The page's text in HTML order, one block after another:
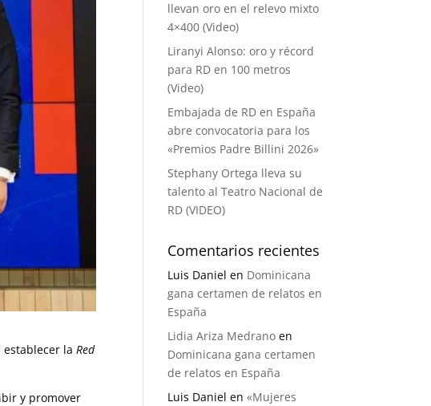
la Red
y promover
llevan oro en el relevo mixto
4×400 (Video)
Liranyi Alonso: oro y récord
para RD en 100 metros
(Video)
Embajada de RD en España
abre convocatoria para los
«Premios Padre Billini 2026»
Stephany Ortega lleva su
talento al Teatro Nacional de
RD (VIDEO)
Comentarios recientes
Luis Daniel en Dominicana
gana certamen de relatos en
España
Lidia Ariza Medrano en
Dominicana gana certamen
de relatos en España
Luis Daniel en«Mujeres